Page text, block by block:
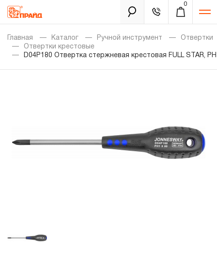
0
Каталог
Золотая лихорадка
Уцененный товар
Гарантия и сервис
Забыли пароль?
Главная Каталог Ручной инструмент
Отвертки
Отвертки крестовые
D04P180 Отвертка стержневая крестовая FULL STAR,